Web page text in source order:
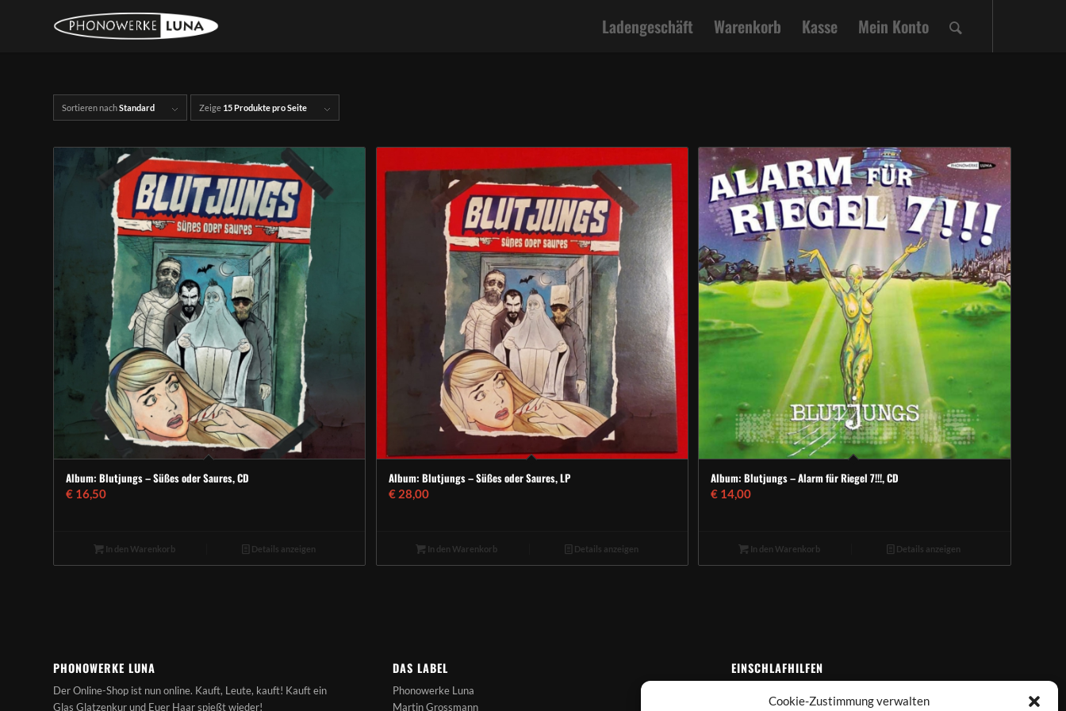
Cookie-Zustimmung verwalten
Ladengeschäft Warenkorb Kasse Mein Konto
Sortieren nachStandard Zeige 15 Produkte pro Seite
Album: Blutjungs – Süßes oder Saures, CD
€ 16,50
In den Warenkorb Details anzeigen
Album: Blutjungs – Süßes oder Saures, LP
€28,00
In den Warenkorb Details anzeigen
Album: Blutjungs – Alarm für Riegel 7!!!, CD
€ 14,00
In den Warenkorb Details anzeigen
PHONOWERKE LUNA
Der Online-Shop ist nun online. Kauft, Leute, kauft! Kauft ein
Glas Glatzenkur und Euer Haar spießt wieder!
DAS LABEL
Phonowerke Luna
Martin Grossmann
EINSCHLAFHILFEN